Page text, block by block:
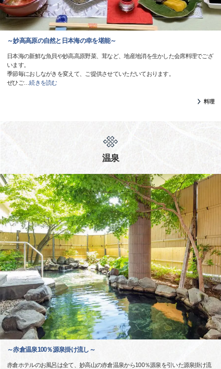
～妙高高原の自然と日本海の幸を堪能～
日本海の新鮮な魚貝や妙高高原野菜、茸など、地産地消を生かした会席料理でござ
います。
季節毎におしながきを変えて、ご提供させていただいております。
ぜひご…続きを読む
料理
温泉
～赤倉温泉100％源泉掛け流し～
赤倉ホテルのお風呂は全て、妙高山の赤倉温泉から100％源泉を引いた源泉掛け流